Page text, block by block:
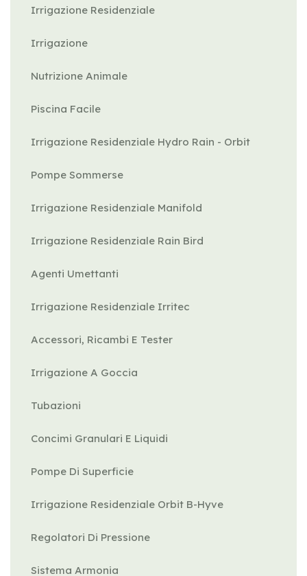
Irrigazione Residenziale
Irrigazione
Nutrizione Animale
Piscina Facile
Irrigazione Residenziale Hydro Rain - Orbit
Pompe Sommerse
Irrigazione Residenziale Manifold
Irrigazione Residenziale Rain Bird
Agenti Umettanti
Irrigazione Residenziale Irritec
Accessori, Ricambi E Tester
Irrigazione A Goccia
Tubazioni
Concimi Granulari E Liquidi
Pompe Di Superficie
Irrigazione Residenziale Orbit B-Hyve
Regolatori Di Pressione
Sistema Armonia